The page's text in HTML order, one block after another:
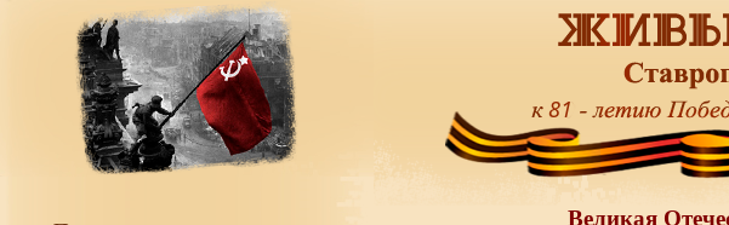
Великая